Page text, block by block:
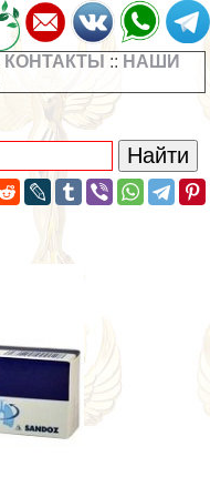
КОНТАКТЫ :: НАШИ